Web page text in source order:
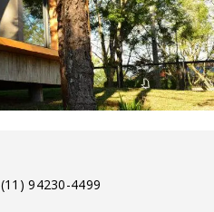
(11) 94230-4499